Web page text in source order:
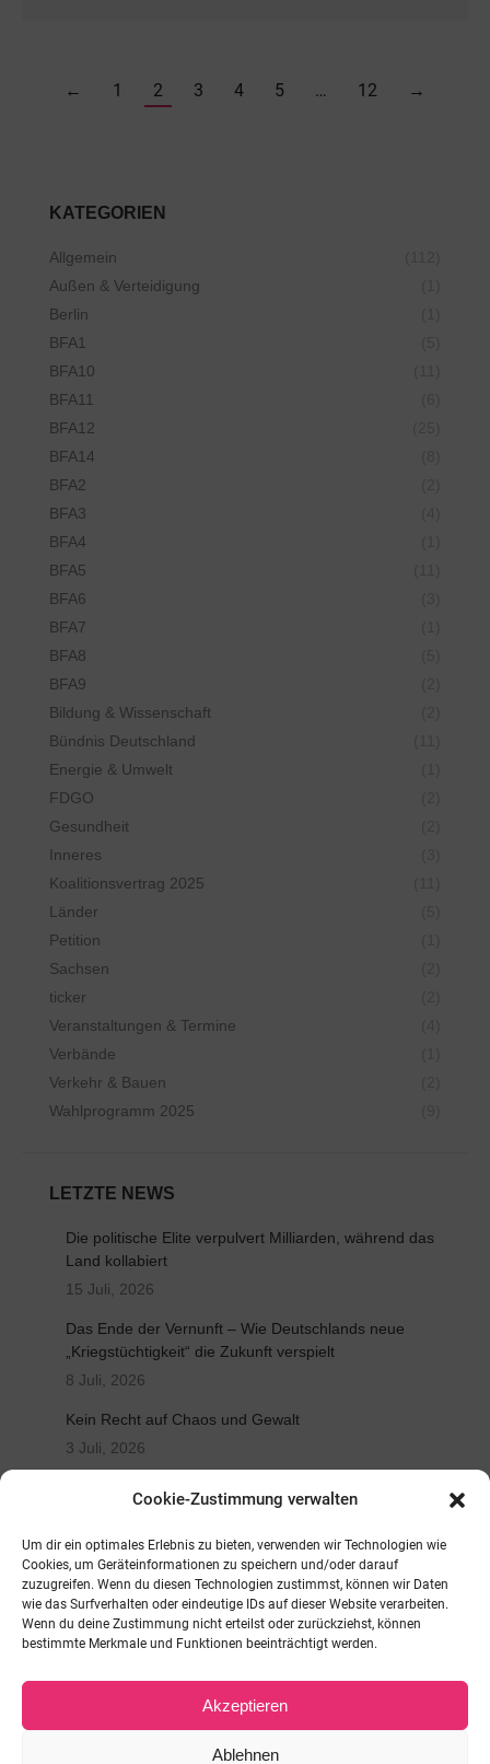
Cookie-Zustimmung verwalten
Um dir ein optimales Erlebnis zu bieten, verwenden wir Technologien wie
Cookies, um Geräteinformationen zu speichern und/oder darauf
zuzugreifen. Wenn du diesen Technologien zustimmst, können wir Daten
wie das Surfverhalten oder eindeutige IDs auf dieser Website verarbeiten.
Wenn du deine Zustimmung nicht erteilst oder zurückziehst, können
bestimmte Merkmale und Funktionen beeinträchtigt werden.
Akzeptieren
Ablehnen
← 1 2 3 4 5 … 12 →
KATEGORIEN
Allgemein
Außen & Verteidigung
Berlin
BFA1
BFA10
BFA11
BFA12
BFA14
BFA2
BFA3
BFA4
BFA5
BFA6
BFA7
BFA8
BFA9
Bildung & Wissenschaft
Bündnis Deutschland
Energie & Umwelt
FDGO
Gesundheit
Inneres
Koalitionsvertrag 2025
Länder
Petition
Sachsen
ticker
Veranstaltungen & Termine
Verbände
Verkehr & Bauen
Wahlprogramm 2025
LETZTE NEWS
Die politische Elite verpulvert Milliarden, während das
Land kollabiert
15 Juli, 2026
Das Ende der Vernunft – Wie Deutschlands neue
„Kriegstüchtigkeit“ die Zukunft verspielt
8 Juli, 2026
Kein Recht auf Chaos und Gewalt
3 Juli, 2026
BÜNDNIS DEUTSCHLAND verurteilt Zurückweisung
von Spende für Kinder
20 Juni, 2026
TRAUER UM VORSTANDSMITGLIED ALEXANDER